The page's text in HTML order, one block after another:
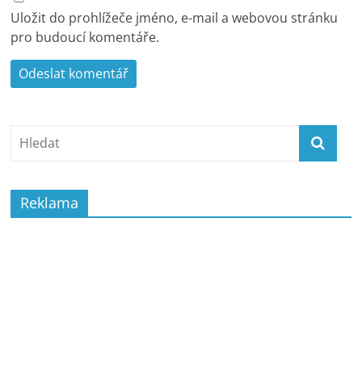
Uložit do prohlížeče jméno, e-mail a webovou stránku
pro budoucí komentáře.
Reklama